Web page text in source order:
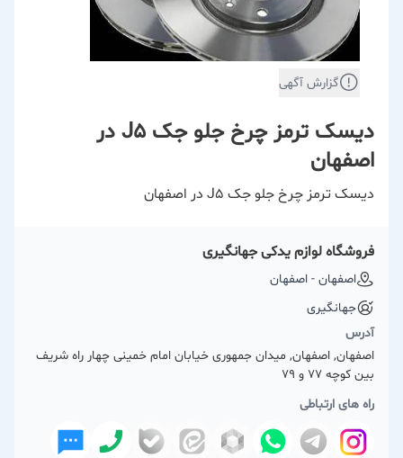
گزارش آگهی
دیسک ترمز چرخ جلو جک J۵ در
اصفهان
دیسک ترمز چرخ جلو جک J۵ در اصفهان
فروشگاه لوازم یدکی جهانگیری
اصفهان - اصفهان
جهانگیری
آدرس
اصفهان, اصفهان, میدان جمهوری خیابان امام خمینی چهار راه شریف
بین کوچه 77 و 79
راه های ارتباطی